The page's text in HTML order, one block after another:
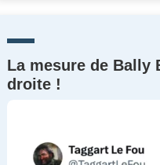
La mesure de Bally
droite !